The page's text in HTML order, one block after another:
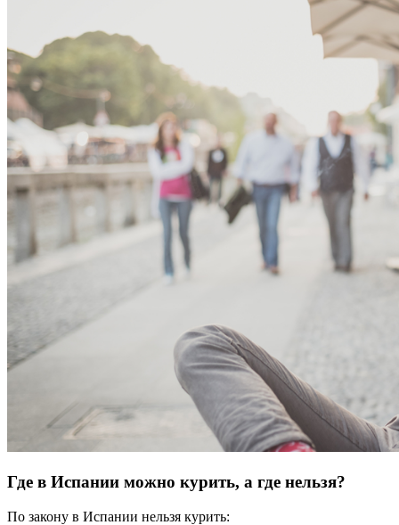
Где в Испании можно курить, а где нельзя?
По закону в Испании нельзя курить: